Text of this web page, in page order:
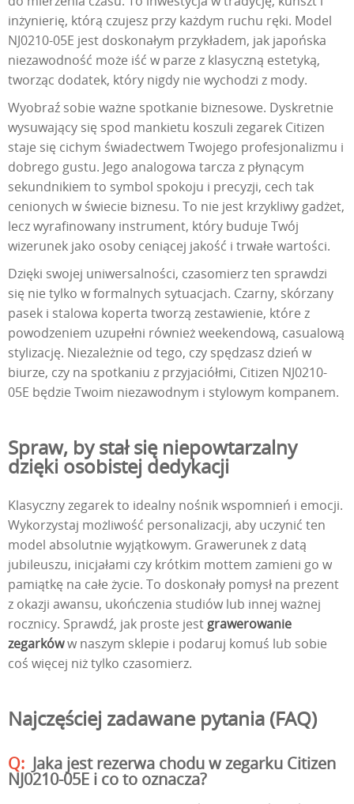
inżynierię, którą czujesz przy każdym ruchu ręki. Model
NJ0210-05E jest doskonałym przykładem, jak japońska
niezawodność może iść w parze z klasyczną estetyką,
tworząc dodatek, który nigdy nie wychodzi z mody.
Wyobraź sobie ważne spotkanie biznesowe. Dyskretnie
wysuwający się spod mankietu koszuli zegarek Citizen
staje się cichym świadectwem Twojego profesjonalizmu i
dobrego gustu. Jego analogowa tarcza z płynącym
sekundnikiem to symbol spokoju i precyzji, cech tak
cenionych w świecie biznesu. To nie jest krzykliwy gadżet,
lecz wyrafinowany instrument, który buduje Twój
wizerunek jako osoby ceniącej jakość i trwałe wartości.
Dzięki swojej uniwersalności, czasomierz ten sprawdzi
się nie tylko w formalnych sytuacjach. Czarny, skórzany
pasek i stalowa koperta tworzą zestawienie, które z
powodzeniem uzupełni również weekendową, casualową
stylizację. Niezależnie od tego, czy spędzasz dzień w
biurze, czy na spotkaniu z przyjaciółmi, Citizen NJ0210-
05E będzie Twoim niezawodnym i stylowym kompanem.
Spraw, by stał się niepowtarzalny
dzięki osobistej dedykacji
Klasyczny zegarek to idealny nośnik wspomnień i emocji.
Wykorzystaj możliwość personalizacji, aby uczynić ten
model absolutnie wyjątkowym. Grawerunek z datą
jubileuszu, inicjałami czy krótkim mottem zamieni go w
pamiątkę na całe życie. To doskonały pomysł na prezent
z okazji awansu, ukończenia studiów lub innej ważnej
rocznicy. Sprawdź, jak proste jest grawerowanie
zegarkóww naszym sklepie i podaruj komuś lub sobie
coś więcej niż tylko czasomierz.
Najczęściej zadawane pytania (FAQ)
Jaka jest rezerwa chodu w zegarku Citizen
NJ0210-05E i co to oznacza?